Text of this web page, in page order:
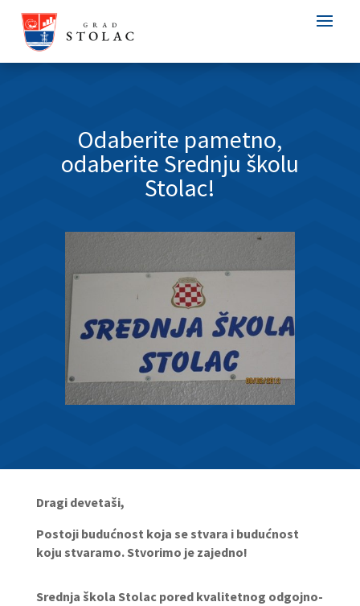
Odaberite pametno,
odaberite Srednju školu
Stolac!
Dragi devetaši,
Postoji budućnost koja se stvara i budućnost
koju stvaramo. Stvorimo je zajedno!
Srednja škola Stolac pored kvalitetnog odgojno-